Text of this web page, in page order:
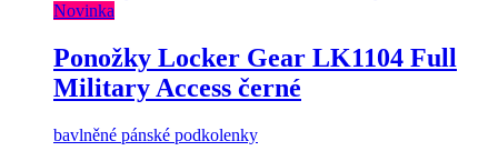
Novinka
Ponožky Locker Gear LK1104 Full
Military Access černé
bavlněné pánské podkolenky